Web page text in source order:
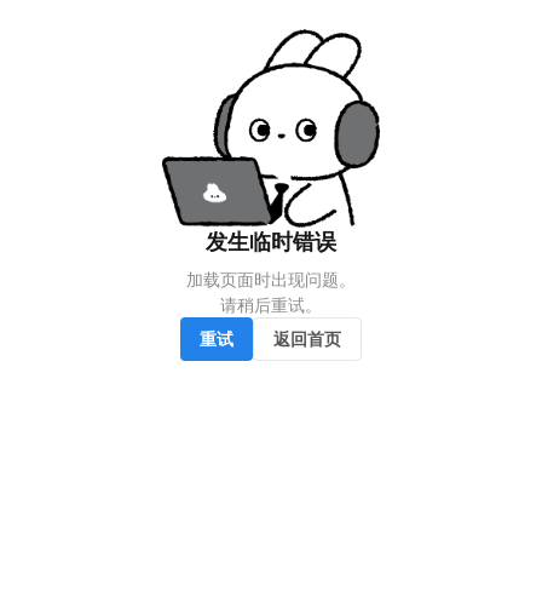
发生临时错误
加载页面时出现问题。
请稍后重试。
重试
返回首页